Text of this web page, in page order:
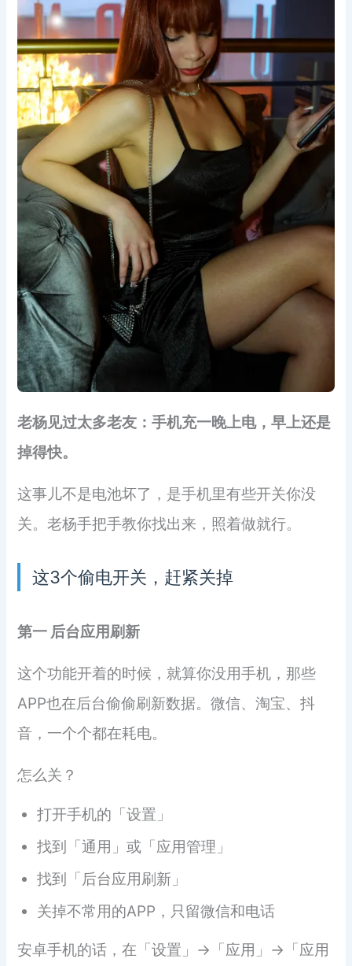
老杨见过太多老友：手机充一晚上电，早上还是
掉得快。
这事儿不是电池坏了，是手机里有些开关你没
关。老杨手把手教你找出来，照着做就行。
这3个偷电开关，赶紧关掉
第一 后台应用刷新
这个功能开着的时候，就算你没用手机，那些
APP也在后台偷偷刷新数据。微信、淘宝、抖
音，一个个都在耗电。
怎么关？
打开手机的「设置」
找到「通用」或「应用管理」
找到「后台应用刷新」
关掉不常用的APP，只留微信和电话
安卓手机的话，在「设置」→「应用」→「应用